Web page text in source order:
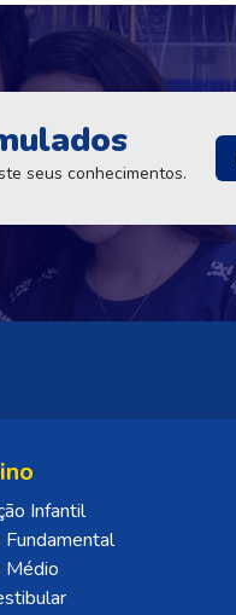
seus conhecimentos.
Infantil
Fundamental
Médio